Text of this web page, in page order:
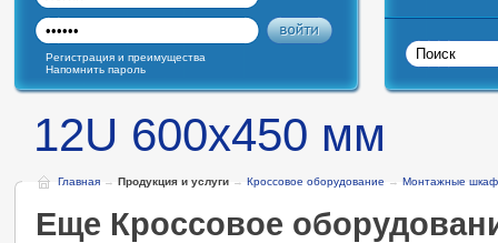
Регистрация и преимущества
Напомнить пароль
12U 600x450 мм
Главная → Продукция и услуги → Кроссовое оборудование → Монтажные
Еще Кроссовое